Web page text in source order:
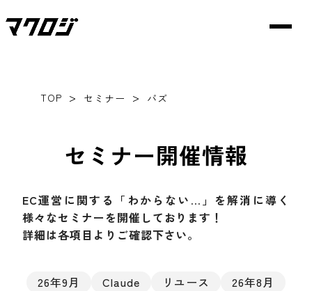
TOP > セミナー > バズ
セミナー開催情報
EC運営に関する「わからない…」を解消に導く
様々なセミナーを開催しております！
詳細は各項目よりご確認下さい。
26年9月 Claude リユース
26年8月